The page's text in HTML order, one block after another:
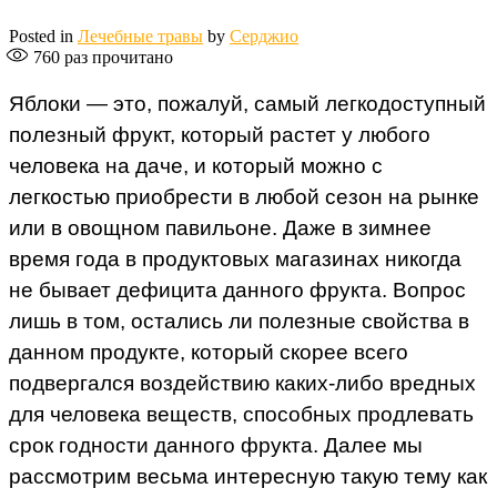
Posted in Лечебные травы by Серджио
760 раз прочитано
Яблоки — это, пожалуй, самый легкодоступный
полезный фрукт, который растет у любого
человека на даче, и который можно с
легкостью приобрести в любой сезон на рынке
или в овощном павильоне. Даже в зимнее
время года в продуктовых магазинах никогда
не бывает дефицита данного фрукта. Вопрос
лишь в том, остались ли полезные свойства в
данном продукте, который скорее всего
подвергался воздействию каких-либо вредных
для человека веществ, способных продлевать
срок годности данного фрукта. Далее мы
рассмотрим весьма интересную такую тему как